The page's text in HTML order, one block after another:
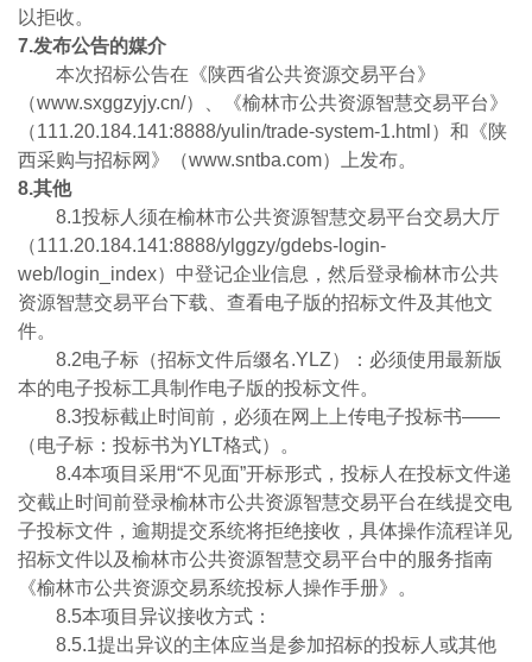
以拒收。
7.发布公告的媒介
本次招标公告在《陕西省公共资源交易平台》
（www.sxggzyjy.cn/）、《榆林市公共资源智慧交易平台》
（111.20.184.141:8888/yulin/trade-system-1.html）和《陕
西采购与招标网》（www.sntba.com）上发布。
8.其他
8.1投标人须在榆林市公共资源智慧交易平台交易大厅
（111.20.184.141:8888/ylggzy/gdebs-login-
web/login_index）中登记企业信息，然后登录榆林市公共
资源智慧交易平台下载、查看电子版的招标文件及其他文
件。
8.2电子标（招标文件后缀名.YLZ）：必须使用最新版
本的电子投标工具制作电子版的投标文件。
8.3投标截止时间前，必须在网上上传电子投标书——
（电子标：投标书为YLT格式）。
8.4本项目采用“不见面”开标形式，投标人在投标文件递
交截止时间前登录榆林市公共资源智慧交易平台在线提交电
子投标文件，逾期提交系统将拒绝接收，具体操作流程详见
招标文件以及榆林市公共资源智慧交易平台中的服务指南
《榆林市公共资源交易系统投标人操作手册》。
8.5本项目异议接收方式：
8.5.1提出异议的主体应当是参加招标的投标人或其他